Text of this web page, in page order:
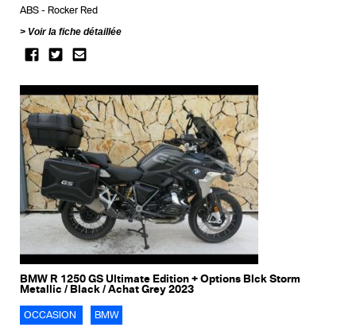
ABS
Rocker Red
Voir la fiche détaillée
BMW R 1250 GS Ultimate Edition + Options Blck Storm
Metallic / Black / Achat Grey 2023
OCCASION BMW